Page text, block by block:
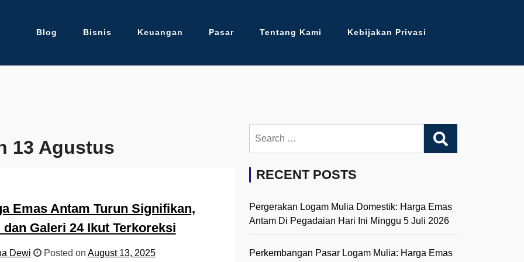
Blog Bisnis Keuangan Pasar Tentang Kami Kebijakan Privasi
13 Agustus
Emas Antam Turun Signifikan,
dan Galeri 24 Ikut Terkoreksi
Dewi Posted on August 13, 2025
for:
RECENT POSTS
Pergerakan Logam Mulia Domestik: Harga Emas
Antam Di Pegadaian Hari Ini Minggu 5 Juli 2026
Perkembangan Pasar Logam Mulia: Harga Emas